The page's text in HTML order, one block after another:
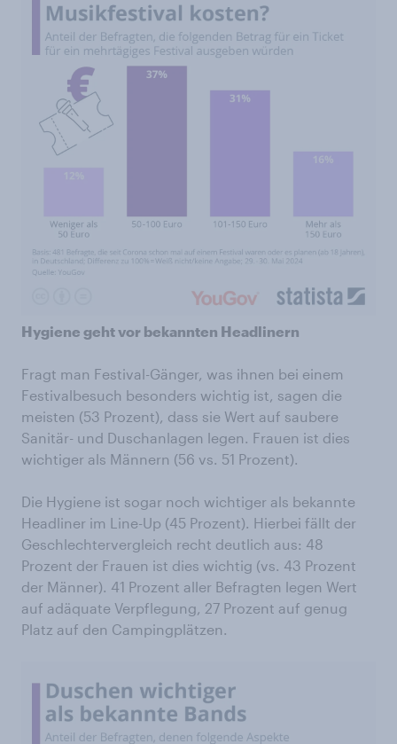
Hygiene geht vor bekannten Headlinern
Fragt man Festival-Gänger, was ihnen bei einem
Festivalbesuch besonders wichtig ist, sagen die
meisten (53 Prozent), dass sie Wert auf saubere
Sanitär- und Duschanlagen legen. Frauen ist dies
wichtiger als Männern (56 vs. 51 Prozent).
Die Hygiene ist sogar noch wichtiger als bekannte
Headliner im Line-Up (45 Prozent). Hierbei fällt der
Geschlechtervergleich recht deutlich aus: 48
Prozent der Frauen ist dies wichtig (vs. 43 Prozent
der Männer). 41 Prozent aller Befragten legen Wert
auf adäquate Verpflegung, 27 Prozent auf genug
Platz auf den Campingplätzen.